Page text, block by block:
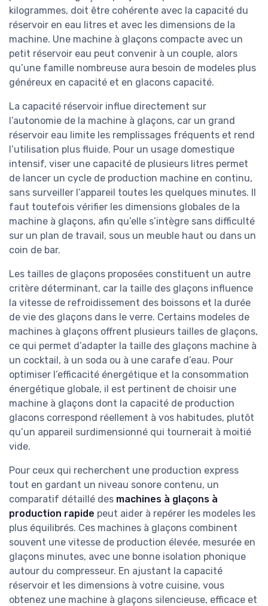
kilogrammes, doit être cohérente avec la capacité du
réservoir en eau litres et avec les dimensions de la
machine. Une machine à glaçons compacte avec un
petit réservoir eau peut convenir à un couple, alors
qu’une famille nombreuse aura besoin de modeles plus
généreux en capacité et en glacons capacité.
La capacité réservoir influe directement sur
l’autonomie de la machine à glaçons, car un grand
réservoir eau limite les remplissages fréquents et rend
l’utilisation plus fluide. Pour un usage domestique
intensif, viser une capacité de plusieurs litres permet
de lancer un cycle de production machine en continu,
sans surveiller l’appareil toutes les quelques minutes. Il
faut toutefois vérifier les dimensions globales de la
machine à glaçons, afin qu’elle s’intègre sans difficulté
sur un plan de travail, sous un meuble haut ou dans un
coin de bar.
Les tailles de glaçons proposées constituent un autre
critère déterminant, car la taille des glaçons influence
la vitesse de refroidissement des boissons et la durée
de vie des glaçons dans le verre. Certains modeles de
machines à glaçons offrent plusieurs tailles de glaçons,
ce qui permet d’adapter la taille des glaçons machine à
un cocktail, à un soda ou à une carafe d’eau. Pour
optimiser l’efficacité énergétique et la consommation
énergétique globale, il est pertinent de choisir une
machine à glaçons dont la capacité de production
glacons correspond réellement à vos habitudes, plutôt
qu’un appareil surdimensionné qui tournerait à moitié
vide.
Pour ceux qui recherchent une production express
tout en gardant un niveau sonore contenu, un
comparatif détaillé des machines à glaçons à
production rapide peut aider à repérer les modeles les
plus équilibrés. Ces machines à glaçons combinent
souvent une vitesse de production élevée, mesurée en
glaçons minutes, avec une bonne isolation phonique
autour du compresseur. En ajustant la capacité
réservoir et les dimensions à votre cuisine, vous
obtenez une machine à glaçons silencieuse, efficace et